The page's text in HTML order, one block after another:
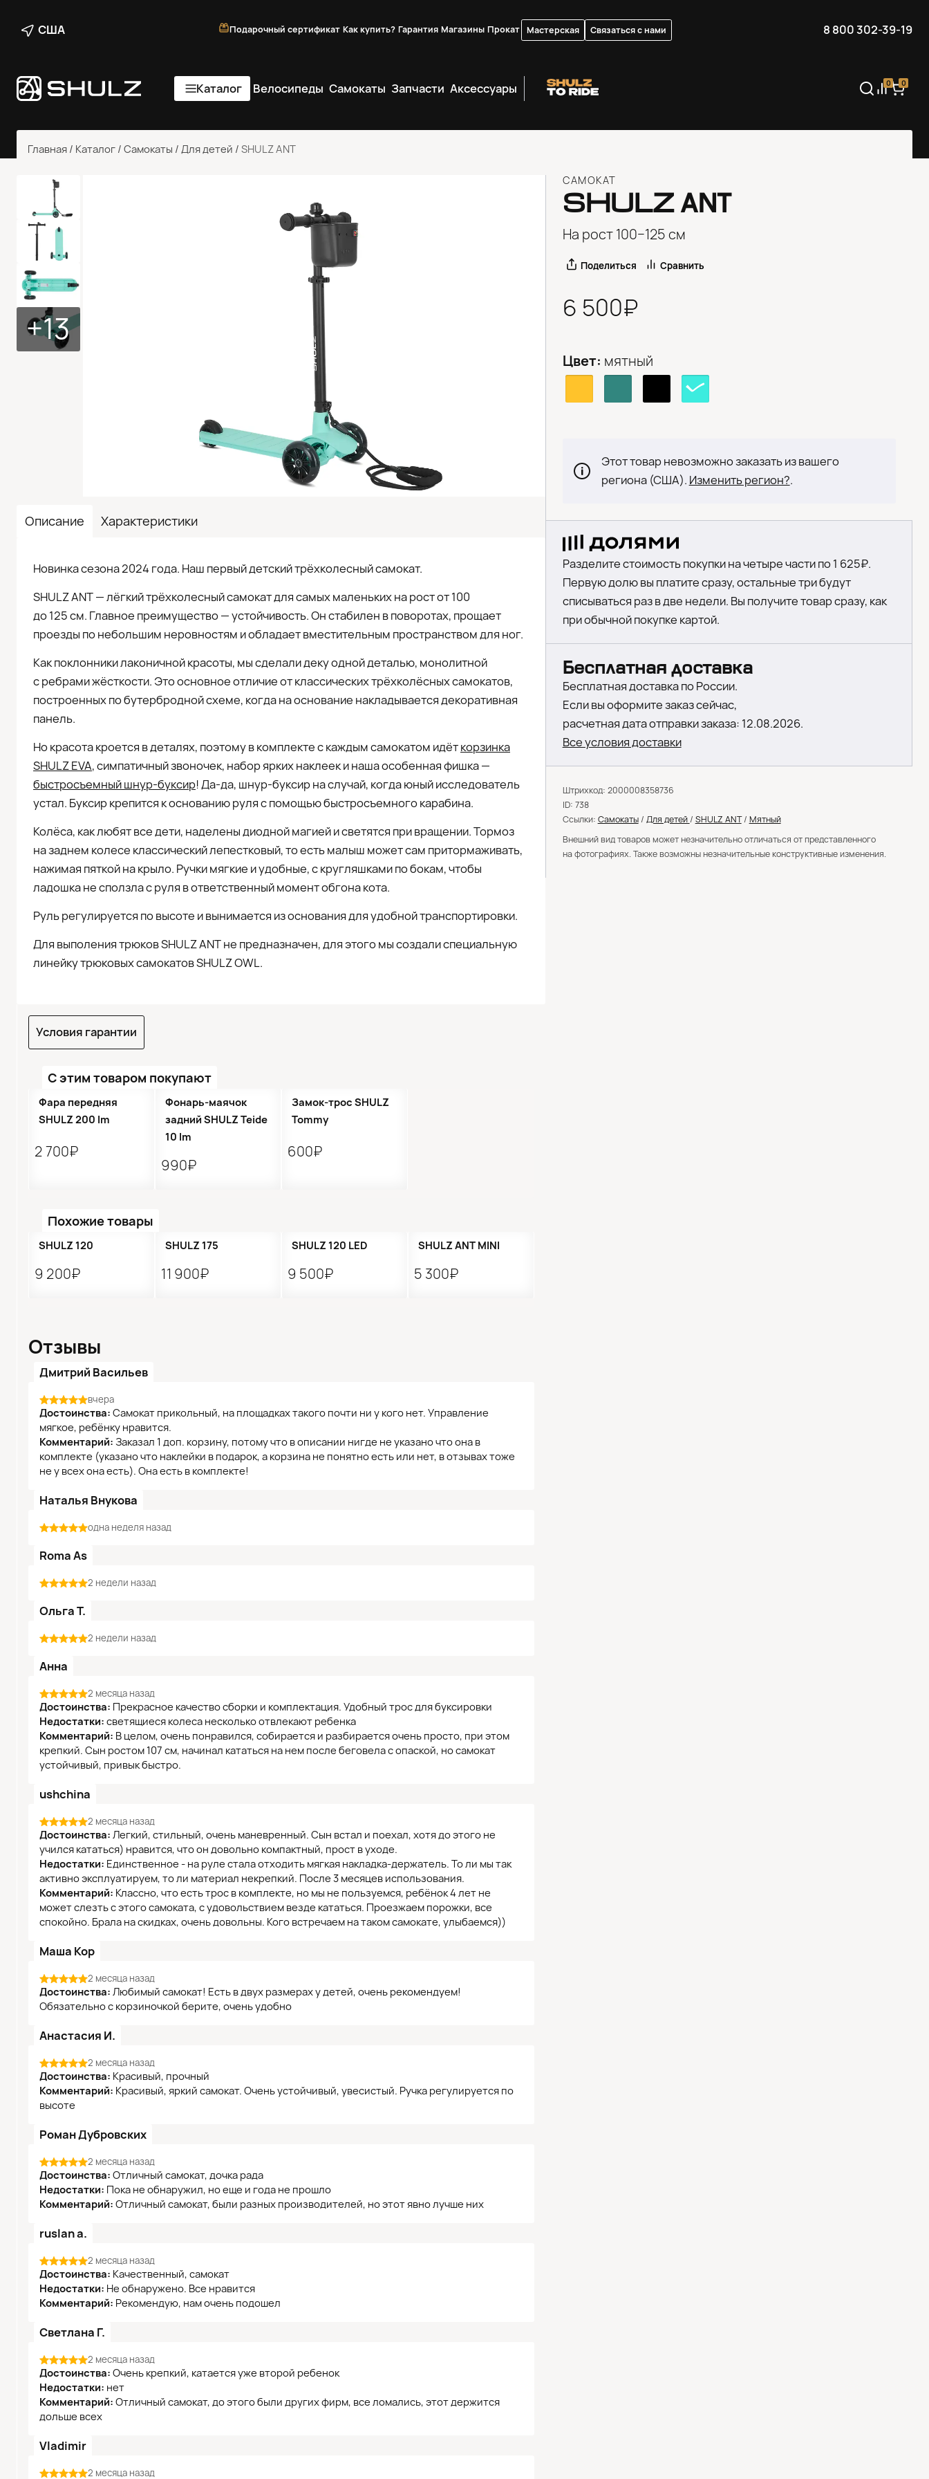
США Подарочный сертификат Как купить? Гарантия Магазины Прокат Мастерская Связаться с нами 8 800 302-39-19
Каталог Велосипеды Самокаты Запчасти Аксессуары 0 0
Главная / Каталог / Самокаты / Для детей / SHULZ ANT
+13
Описание Характеристики
Новинка сезона 2024 года. Наш первый детский трёхколесный самокат.
SHULZ ANT — лёгкий трёхколесный самокат для самых маленьких на рост от 100
до 125 см. Главное преимущество — устойчивость. Он стабилен в поворотах, прощает
проезды по небольшим неровностям и обладает вместительным пространством для ног.
Как поклонники лаконичной красоты, мы сделали деку одной деталью, монолитной
с ребрами жёсткости. Это основное отличие от классических трёхколёсных самокатов,
построенных по бутербродной схеме, когда на основание накладывается декоративная
панель.
Но красота кроется в деталях, поэтому в комплекте с каждым самокатом идёткорзинка
SHULZ EVA, симпатичный звоночек, набор ярких наклеек и наша особенная фишка —
быстросъемный шнур-буксир! Да-да, шнур-буксир на случай, когда юный исследователь
устал. Буксир крепится к основанию руля с помощью быстросъемного карабина.
Колёса, как любят все дети, наделены диодной магией и светятся при вращении. Тормоз
на заднем колесе классический лепестковый, то есть малыш может сам притормаживать,
нажимая пяткой на крыло. Ручки мягкие и удобные, с кругляшками по бокам, чтобы
ладошка не сползла с руля в ответственный момент обгона кота.
Руль регулируется по высоте и вынимается из основания для удобной транспортировки.
Для выполения трюков SHULZ ANT не предназначен, для этого мы создали специальную
линейку трюковых самокатов SHULZ OWL.
Условия гарантии
С этим товаром покупают
Фара передняя
SHULZ 200 lm
2 700₽
Фонарь-маячок
задний SHULZ Teide
10 lm
990₽
Замок-трос SHULZ
Tommy
600₽
Похожие товары
SHULZ 120
9 200₽
SHULZ 175
11 900₽
SHULZ 120 LED
9 500₽
SHULZ ANT MINI
5 300₽
Отзывы
Дмитрий Васильев
вчера
Достоинства: Самокат прикольный, на площадках такого почти ни у кого нет. Управление
мягкое, ребёнку нравится.
Комментарий: Заказал 1 доп. корзину, потому что в описании нигде не указано что она в
комплекте (указано что наклейки в подарок, а корзина не понятно есть или нет, в отзывах тоже
не у всех она есть). Она есть в комплекте!
Наталья Внукова
одна неделя назад
Roma As
2 недели назад
Ольга Т.
2 недели назад
Анна
2 месяца назад
Достоинства: Прекрасное качество сборки и комплектация. Удобный трос для буксировки
Недостатки: светящиеся колеса несколько отвлекают ребенка
Комментарий: В целом, очень понравился, собирается и разбирается очень просто, при этом
крепкий. Сын ростом 107 см, начинал кататься на нем после беговела с опаской, но самокат
устойчивый, привык быстро.
ushchina
2 месяца назад
Достоинства: Легкий, стильный, очень маневренный. Сын встал и поехал, хотя до этого не
учился кататься) нравится, что он довольно компактный, прост в уходе.
Недостатки: Единственное - на руле стала отходить мягкая накладка-держатель. То ли мы так
активно эксплуатируем, то ли материал некрепкий. После 3 месяцев использования.
Комментарий: Классно, что есть трос в комплекте, но мы не пользуемся, ребёнок 4 лет не
может слезть с этого самоката, с удовольствием везде кататься. Проезжаем порожки, все
спокойно. Брала на скидках, очень довольны. Кого встречаем на таком самокате, улыбаемся))
Маша Кор
2 месяца назад
Достоинства: Любимый самокат! Есть в двух размерах у детей, очень рекомендуем!
Обязательно с корзиночкой берите, очень удобно
Анастасия И.
2 месяца назад
Достоинства: Красивый, прочный
Комментарий: Красивый, яркий самокат. Очень устойчивый, увесистый. Ручка регулируется по
высоте
Роман Дубровских
2 месяца назад
Достоинства: Отличный самокат, дочка рада
Недостатки: Пока не обнаружил, но еще и года не прошло
Комментарий: Отличный самокат, были разных производителей, но этот явно лучше них
ruslan a.
2 месяца назад
Достоинства: Качественный, самокат
Недостатки: Не обнаружено. Все нравится
Комментарий: Рекомендую, нам очень подошел
Светлана Г.
2 месяца назад
Достоинства: Очень крепкий, катается уже второй ребенок
Недостатки: нет
Комментарий: Отличный самокат, до этого были других фирм, все ломались, этот держится
дольше всех
Vladimir
2 месяца назад
САМОКАТ
SHULZANT
На рост 100−125 см
Поделиться Сравнить
6 500₽
Цвет: мятный
Этот товар невозможно заказать из вашего
региона (США). Изменить регион?.
Разделите стоимость покупки на четыре части по 1 625₽.
Первую долю вы платите сразу, остальные три будут
списываться раз в две недели. Вы получите товар сразу, как
при обычной покупке картой.
Бесплатная доставка
Бесплатная доставка по России.
Если вы оформите заказ сейчас,
расчетная дата отправки заказа: 12.08.2026.
Все условия доставки
Штрихкод: 2000008358736
ID: 738
Ссылки: Самокаты/ Для детей / SHULZ ANT/ Мятный
Внешний вид товаров может незначительно отличаться от представленного
на фотографиях. Также возможны незначительные конструктивные изменения.